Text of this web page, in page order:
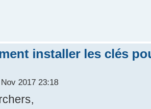
installer les clés
2017 23:18